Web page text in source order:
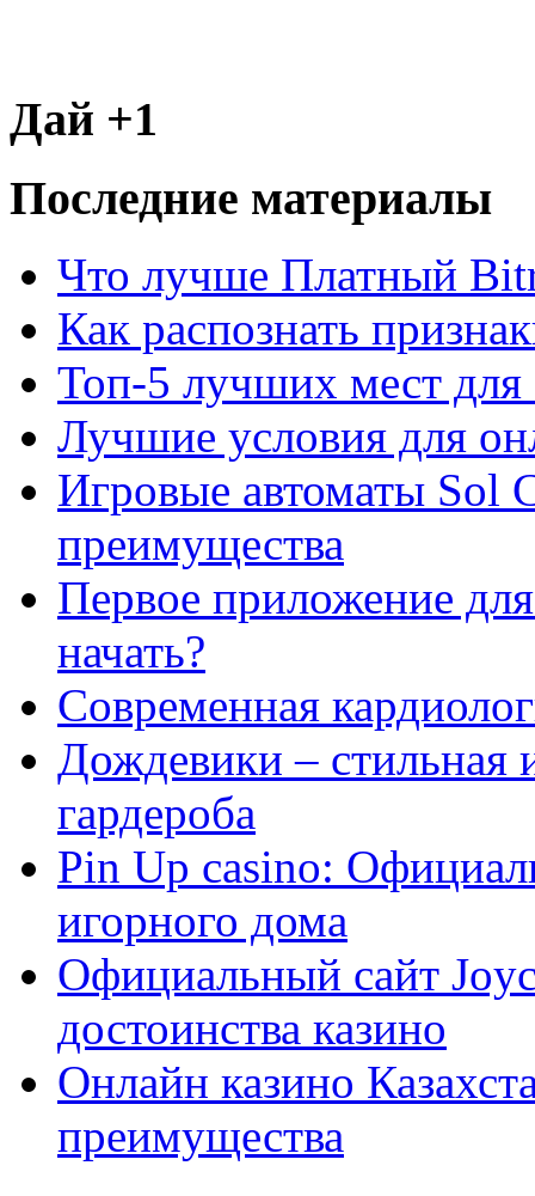
Дай +1
Последние материалы
Что лучше Платный
Как распознать
Топ-5 лучших мест для
Лучшие условия для
Игровые автоматы Sol
преимущества
Первое приложение
начать?
Современная
Дождевики – стильная
гардероба
Pin Up casino:
игорного дома
Официальный сайт
достоинства казино
Онлайн казино
преимущества